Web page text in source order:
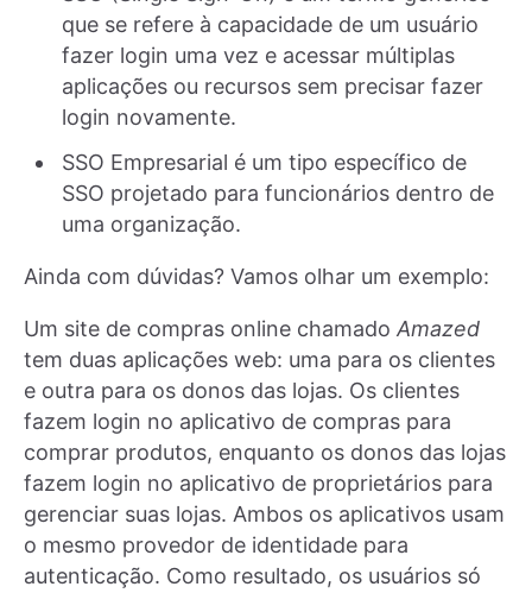
que se refere à capacidade de um usuário
fazer login uma vez e acessar múltiplas
aplicações ou recursos sem precisar fazer
login novamente.
SSO Empresarial é um tipo específico de
SSO projetado para funcionários dentro de
uma organização.
Ainda com dúvidas? Vamos olhar um exemplo:
Um site de compras online chamado Amazed
tem duas aplicações web: uma para os clientes
e outra para os donos das lojas. Os clientes
fazem login no aplicativo de compras para
comprar produtos, enquanto os donos das lojas
fazem login no aplicativo de proprietários para
gerenciar suas lojas. Ambos os aplicativos usam
o mesmo provedor de identidade para
autenticação. Como resultado, os usuários só